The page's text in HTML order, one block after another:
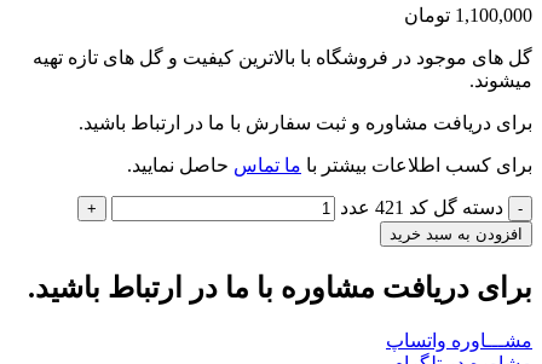
1,100,000 تومان
گل های موجود در فروشگاه با بالاترین کیفیت و گل های تازه تهیه
میشوند.
برای دریافت مشاوره و ثبت سفارش با ما در ارتباط باشید.
برای کسب اطلاعات بیشتر با ما تماس حاصل نمایید.
دسته گل کد 421 عدد
افزودن به سبد خرید
برای دریافت مشاوره با ما در ارتباط باشید.
مشـــاوره واتساپ